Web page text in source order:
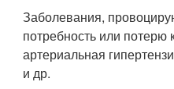
Заболевания,
потребность или потерю
артериальная
и др.